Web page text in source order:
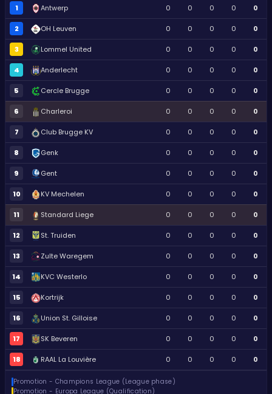
1 Antwerp 0 0 0 0 0
2 OH Leuven 0 0 0 0 0
3 Lommel United 0 0 0 0 0
4 Anderlecht 0 0 0 0 0
5 Cercle Brugge 0 0 0 0 0
6 Charleroi 0 0 0 0 0
7 Club Brugge KV 0 0 0 0 0
8 Genk 0 0 0 0 0
9 Gent 0 0 0 0 0
10 KV Mechelen 0 0 0 0 0
11 Standard Liege 0 0 0 0 0
12 St. Truiden 0 0 0 0 0
13 Zulte Waregem 0 0 0 0 0
14 KVC Westerlo 0 0 0 0 0
15 Kortrijk 0 0 0 0 0
16 Union St. Gilloise 0 0 0 0 0
17 SK Beveren 0 0 0 0 0
18 RAAL La Louvière 0 0 0 0 0
Promotion - Champions League (League phase)
Promotion - Europa League (Qualification)